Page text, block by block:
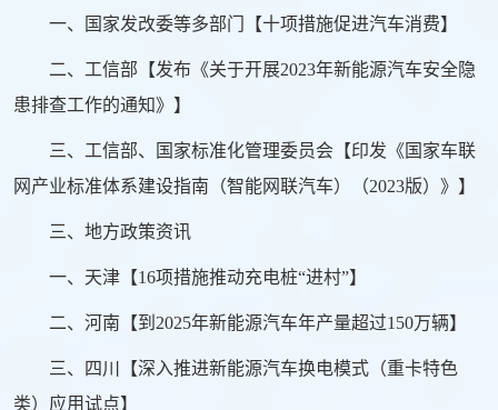
一、国家发改委等多部门【十项措施促进汽车消费】
二、工信部【发布《关于开展2023年新能源汽车安全隐
患排查工作的通知》】
三、工信部、国家标准化管理委员会【印发《国家车联
网产业标准体系建设指南（智能网联汽车）（2023版）》】
三、地方政策资讯
一、天津【16项措施推动充电桩“进村”】
二、河南【到2025年新能源汽车年产量超过150万辆】
三、四川【深入推进新能源汽车换电模式（重卡特色
类）应用试点】